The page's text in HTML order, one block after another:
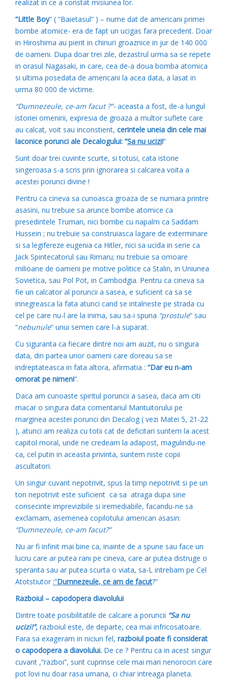
realizat in ce a constat misiunea lor.
“Little Boy” ( “Baietasul” ) – nume dat de americani primei
bombe atomice- era de fapt un ucigas fara precedent. Doar
in Hiroshima au pierit in chinuri groaznice in jur de 140 000
de oameni. Dupa doar trei zile, dezastrul urma sa se repete
in orasul Nagasaki, in care, cea de-a doua bomba atomica
si ultima posedata de americani la acea data, a lasat in
urma 80 000 de victime.
“Dumnezeule, ce-am facut ?”- aceasta a fost, de-a lungul
istoriei omenirii, expresia de groaza a multor suflete care
au calcat, voit sau inconstient, cerintele uneia din cele mai
laconice porunci ale Decalogului: “Sa nu ucizi!”
Sunt doar trei cuvinte scurte, si totusi, cata istorie
singeroasa s-a scris prin ignorarea si calcarea voita a
acestei porunci divine !
Pentru ca cineva sa cunoasca groaza de se numara printre
asasini, nu trebuie sa arunce bombe atomice ca
presedintele Truman, nici bombe cu napalm ca Saddam
Hussein ; nu trebuie sa construiasca lagare de exterminare
si sa legifereze eugenia ca Hitler, nici sa ucida in serie ca
Jack Spintecatorul sau Rimaru; nu trebuie sa omoare
milioane de oameni pe motive politice ca Stalin, in Uniunea
Sovietica, sau Pol Pot, in Cambodgia. Pentru ca cineva sa
fie un calcator al poruncii a sasea, e suficient ca sa se
innegreasca la fata atunci cand se intalneste pe strada cu
cel pe care nu-l are la inima, sau sa-i spuna “prostule” sau
“nebunule” unui semen care l-a suparat.
Cu siguranta ca fiecare dintre noi am auzit, nu o singura
data, din partea unor oameni care doreau sa se
indreptateasca in fata altora, afirmatia : “Dar eu n-am
omorat pe nimeni”.
Daca am cunoaste spiritul poruncii a sasea, daca am citi
macar o singura data comentariul Mantuitorului pe
marginea acestei porunci din Decalog ( vezi Matei 5, 21-22
), atunci am realiza cu totii cat de deficitari suntem la acest
capitol moral, unde ne credeam la adapost, magulindu-ne
ca, cel putin in aceasta privinta, suntem niste copii
ascultatori.
Un singur cuvant nepotrivit, spus la timp nepotrivit si pe un
ton nepotrivit este suficient ca sa atraga dupa sine
consecinte imprevizibile si iremediabile, facandu-ne sa
exclamam, asemenea copilotului american asasin:
“Dumnezeule, ce-am facut?”
Nu ar fi infinit mai bine ca, inainte de a spune sau face un
lucru care ar putea rani pe cineva, care ar putea distruge o
speranta sau ar putea scurta o viata, sa-L intrebam pe Cel
Atotstiutor :”Dumnezeule, ce am de facut?”
Razboiul – capodopera diavolului
Dintre toate posibilitatile de calcare a poruncii “Sa nu
ucizi!”, razboiul este, de departe, cea mai infricosatoare.
Fara sa exageram in niciun fel, razboiul poate fi considerat
o capodopera a diavolului. De ce ? Pentru ca in acest singur
cuvant ,“razboi”, sunt cuprinse cele mai mari nenorociri care
pot lovi nu doar rasa umana, ci chiar intreaga planeta.